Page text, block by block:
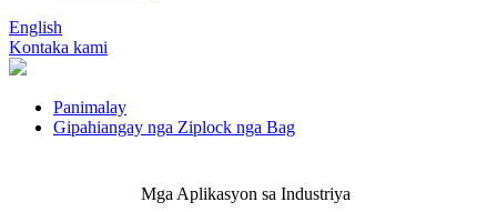
English
Kontaka kami
Panimalay
Gipahiangay nga Ziplock nga Bag
Mga Aplikasyon sa Industriya